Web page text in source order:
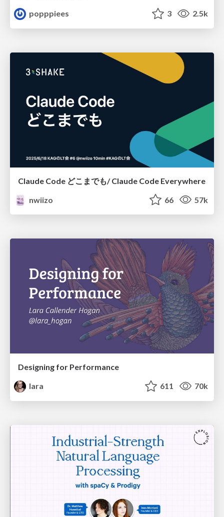
popppiees
3 2.5k
Claude Code どこまでも/ Claude Code Everywhere
nwiizo
66 57k
Designing for Performance
lara
611 70k